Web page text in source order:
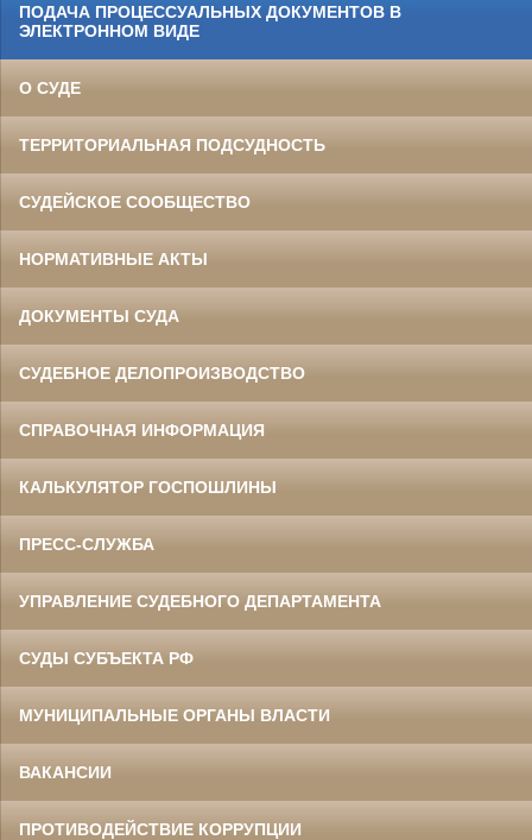
ПОДАЧА ПРОЦЕССУАЛЬНЫХ ДОКУМЕНТОВ В
ЭЛЕКТРОННОМ ВИДЕ
О СУДЕ
ТЕРРИТОРИАЛЬНАЯ ПОДСУДНОСТЬ
СУДЕЙСКОЕ СООБЩЕСТВО
НОРМАТИВНЫЕ АКТЫ
ДОКУМЕНТЫ СУДА
СУДЕБНОЕ ДЕЛОПРОИЗВОДСТВО
СПРАВОЧНАЯ ИНФОРМАЦИЯ
КАЛЬКУЛЯТОР ГОСПОШЛИНЫ
ПРЕСС-СЛУЖБА
УПРАВЛЕНИЕ СУДЕБНОГО ДЕПАРТАМЕНТА
СУДЫ СУБЪЕКТА РФ
МУНИЦИПАЛЬНЫЕ ОРГАНЫ ВЛАСТИ
ВАКАНСИИ
ПРОТИВОДЕЙСТВИЕ КОРРУПЦИИ